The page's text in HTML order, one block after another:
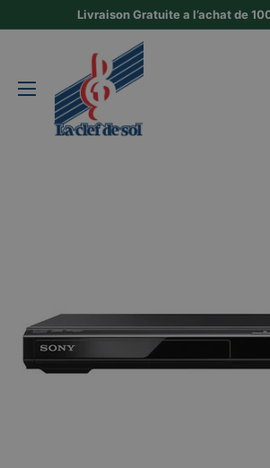
Livraison Gratuite a l’achat de
Clef
de
Sol